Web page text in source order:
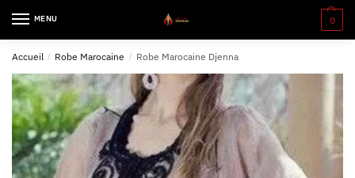
MENU 0
Accueil / Robe Marocaine / Robe Marocaine Djenna